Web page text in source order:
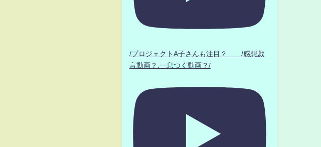
/プロジェクトA子さんも注目？ /感想戯
言動画？.一息つく動画？/